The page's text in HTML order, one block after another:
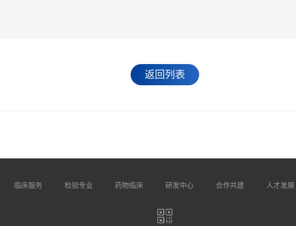
返回列表
临床服务 检验专业 药物临床 研发中心 合作共建 人才发展